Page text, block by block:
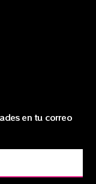
en tu correo